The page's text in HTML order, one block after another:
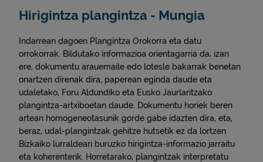
Hirigintza plangintza - Mungia
Indarrean dagoen Plangintza Orokorra eta datu
orrokorrak. Bildutako informazioa orientagarria da; izan
ere, dokumentu arauemaile edo lotesle bakarrak benetan
onartzen direnak dira, paperean eginda daude eta
udaletako, Foru Aldundiko eta Eusko Jaurlaritzako
plangintza-artxiboetan daude. Dokumentu horiek beren
artean homogeneotasunik gorde gabe idazten dira, eta,
beraz, udal-plangintzak gehitze hutsetik ez da lortzen
Bizkaiko lurraldeari buruzko hirigintza-informazio jarraitu
eta koherenterik. Horretarako, plangintzak interpretatu